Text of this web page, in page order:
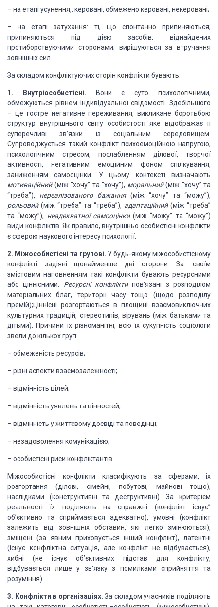
– на етапі усунення,: керовані, обмежено керовані, некеровані;
– на етапі затухання: ті, що спонтанно припиняються;
припиняються під дією засобів, віднайдених
протиборствуючими сторонами; вирішуються за втручання
зовнішніх сил.
За складом конфліктуючих сторін конфлікти бувають:
1. Внутріособистісні. Вони є суто психологічними,
обмежуються рівнем індивідуальної свідомості. Здебільшого
– це гостре негативне переживання, викликане боротьбою
структур внутрішнього світу особистості яке відображаєїї
суперечливі зв’язки із соціальним середовищем.
Супроводжується такий конфліктпсихоемоційною напругою,
психологічним стресом, послабленням ділової, творчої
активності, негативним емоційним фоном спілкування,
заниженням самооцінки. У цьому контексті визначають
мотиваційний(між “хочу” та “хочу”), моральний(між “хочу” та
“треба”), нереалізованого бажання(між “хочу” та “можу”),
рольовий(між “треба” та “треба”), адаптаційний(між “треба”
та “можу”), неадекватної самооцінки(між “можу” та “можу”)
види конфліктів. Як правило, внутрішньо особистісні конфлікти
є сферою наукового інтересу психології.
2. Міжособистісні та групові. У будь-якому міжособистісному
конфлікті задіяні щонайменше дві сторони. За. своїм
змістовим наповненням такі конфлікти бувають ресурсними
або ціннісними. Ресурсні конфліктипов’язані з розподілом
матеріальних благ, території часу тощо (щодо розподілу
премій);ціннісні розгортаються в площині взаємовиключних
культурних традицій, стереотипів, вірувань (між батьками та
дітьми). Причини їх різноманітні, всю їх сукупність соціологи
звели до кількохгруп:
– обмеженість ресурсів;
– різні аспекти взаємозалежності;
– відмінність цілей;
– відмінність уявлень та цінностей;
– відмінність у життєвому досвіді та поведінці;
– незадоволення комунікацією;
– особистісні риси конфліктантів.
Міжособистісні конфлікти класифікують за сферами, іх
розгортання (ділові, сімейні, побутові, майнові тощо),
наслідками (конструктивні та деструктивні).
За критерієм
реальності їх поділяють на справжні (конфлікт існує”
об’єктивно та сприймається адекватно), умовні
(конфлікт
залежить від зовнішніх обставин, які легко змінюються),
зміщені (за явним приховується інший конфлікт), латентні
(існує конфліктна ситуація, але конфлікт не відбувається),
хибні (не існує об’єктивних підстав для конфлікту,
відбувається лише у зв’язку з помилками сприйняття та
розуміння).
3. Конфлікти в організаціях. За складом учасників поділяють